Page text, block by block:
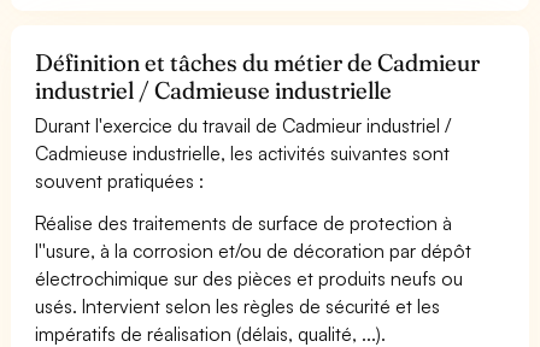
Définition et tâches du métier de Cadmieur
industriel / Cadmieuse industrielle
Durant l'exercice du travail de Cadmieur industriel /
Cadmieuse industrielle, les activités suivantes sont
souvent pratiquées :
Réalise des traitements de surface de protection à
l''usure, à la corrosion et/ou de décoration par dépôt
électrochimique sur des pièces et produits neufs ou
usés. Intervient selon les règles de sécurité et les
impératifs de réalisation (délais, qualité, ...).